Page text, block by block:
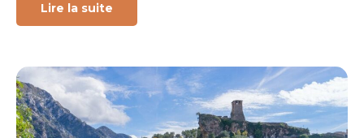
Lire la suite